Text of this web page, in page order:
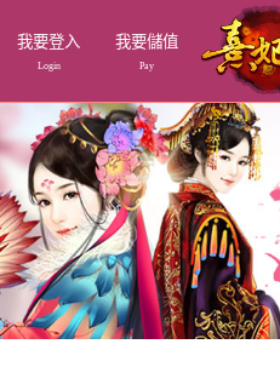
我要登入
Login
我要儲值
Pay